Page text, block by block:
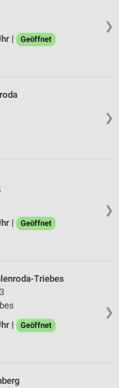
❯
|
Geöffnet
❯
❯
|
Geöffnet
❯
Triebes
|
Geöffnet